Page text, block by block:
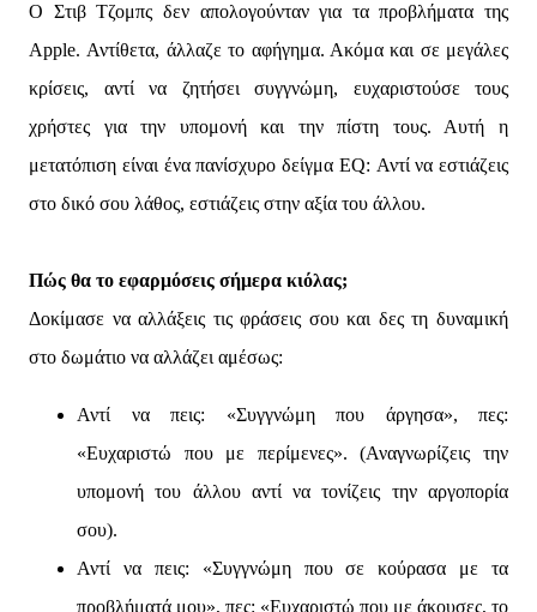
Ο Στιβ Τζομπς δεν απολογούνταν για τα προβλήματα της
Apple. Αντίθετα, άλλαζε το αφήγημα. Ακόμα και σε μεγάλες
κρίσεις, αντί να ζητήσει συγγνώμη, ευχαριστούσε τους
χρήστες για την υπομονή και την πίστη τους. Αυτή η
μετατόπιση είναι ένα πανίσχυρο δείγμα EQ: Αντί να εστιάζεις
στο δικό σου λάθος, εστιάζεις στην αξία του άλλου.
Πώς θα το εφαρμόσεις σήμερα κιόλας;
Δοκίμασε να αλλάξεις τις φράσεις σου και δες τη δυναμική
στο δωμάτιο να αλλάζει αμέσως:
Αντί να πεις: «Συγγνώμη που άργησα», πες:
«Ευχαριστώ που με περίμενες». (Αναγνωρίζεις την
υπομονή του άλλου αντί να τονίζεις την αργοπορία
σου).
Αντί να πεις: «Συγγνώμη που σε κούρασα με τα
προβλήματά μου», πες: «Ευχαριστώ που με άκουσες, το